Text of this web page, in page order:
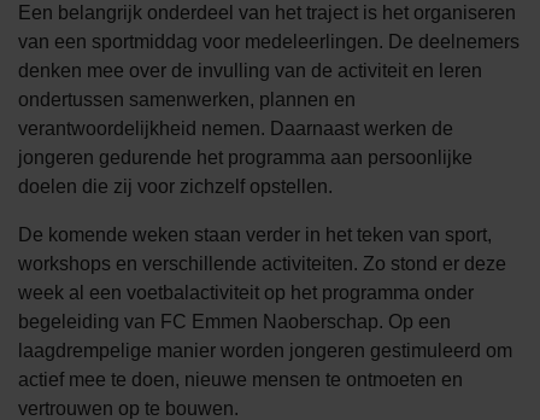
Een belangrijk onderdeel van het traject is het organiseren
van een sportmiddag voor medeleerlingen. De deelnemers
denken mee over de invulling van de activiteit en leren
ondertussen samenwerken, plannen en
verantwoordelijkheid nemen. Daarnaast werken de
jongeren gedurende het programma aan persoonlijke
doelen die zij voor zichzelf opstellen.
De komende weken staan verder in het teken van sport,
workshops en verschillende activiteiten. Zo stond er deze
week al een voetbalactiviteit op het programma onder
begeleiding van FC Emmen Naoberschap. Op een
laagdrempelige manier worden jongeren gestimuleerd om
actief mee te doen, nieuwe mensen te ontmoeten en
vertrouwen op te bouwen.